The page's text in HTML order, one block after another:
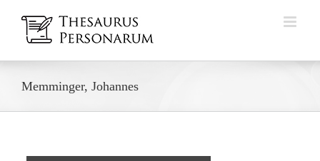
Inhalt
springen
Memminger, Johannes